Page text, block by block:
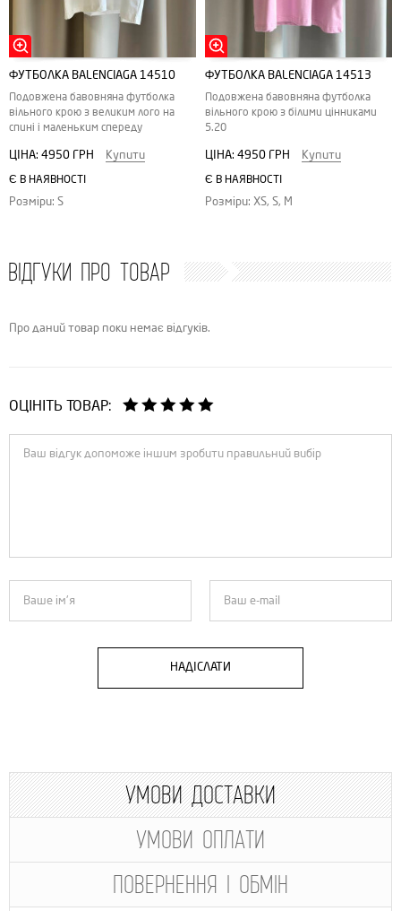
ФУТБОЛКА BALENCIAGA 14510
Подовжена бавовняна футболка
вільного крою з великим лого на
спині і маленьким спереду
ЦІНА: 4950 ГРН Купити
Є В НАЯВНОСТІ
Розміри: S
ФУТБОЛКА BALENCIAGA 14513
Подовжена бавовняна футболка
вільного крою з білими цінниками
5.20
ЦІНА: 4950 ГРН Купити
Є В НАЯВНОСТІ
Розміри: XS, S, M
ВІДГУКИ ПРО ТОВАР
Про даний товар поки немає відгуків.
ОЦІНІТЬ ТОВАР:
НАДІСЛАТИ
УМОВИ ДОСТАВКИ
УМОВИ ОПЛАТИ
ПОВЕРНЕННЯ І ОБМІН